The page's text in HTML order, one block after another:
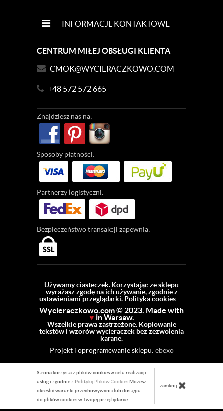
INFORMACJE KONTAKTOWE
CENTRUM MIŁEJ OBSŁUGI KLIENTA
CMOK@WYCIERACZKOWO.COM
+48 572 572 665
Znajdziesz nas na:
Sposoby płatności:
Partnerzy logistyczni:
Bezpieczeństwotransakcji zapewnia:
Używamy ciasteczek. Korzystając ze sklepu
wyrażasz zgodę na ich używanie, zgodnie z
ustawieniami przeglądarki. Polityka cookies
Wycieraczkowo.com © 2023. Made with
♥ in Warsaw.
Wszelkie prawa zastrzeżone. Kopiowanie
tekstów i wzorów wycieraczek bez zezwolenia
karane.
Projekt i oprogramowanie sklepu: ebexo
Strona korzysta z plików cookies w celu realizacji
usług i zgodnie z Polityką Plików Cookies Możesz
określić warunki przechowywania lub dostępu
do plików cookies w Twojej przeglądarce.
zamknij